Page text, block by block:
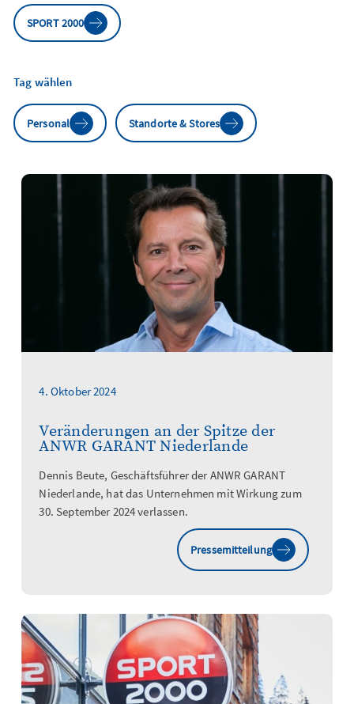
SPORT 2000
Tag wählen
Personal Standorte & Stores
4. Oktober 2024
Veränderungen an der Spitze der
ANWR GARANT Niederlande
Dennis Beute, Geschäftsführer der ANWR GARANT
Niederlande, hat das Unternehmen mit Wirkung zum
30. September 2024 verlassen.
Pressemitteilung